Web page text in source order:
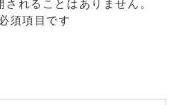
されることはありません。
須項目です